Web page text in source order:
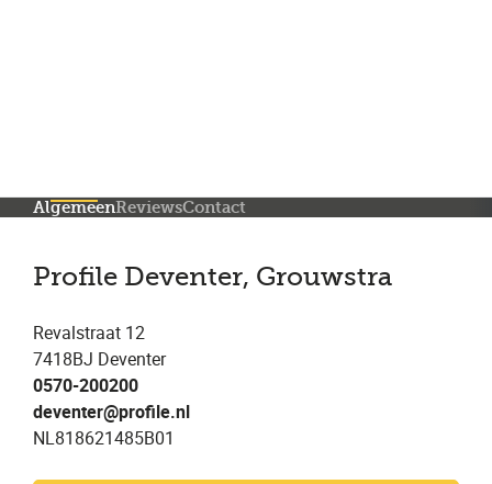
AlgemeenReviewsContact
Profile Deventer, Grouwstra
Revalstraat 12
7418BJ Deventer
0570-200200
deventer@profile.nl
NL818621485B01